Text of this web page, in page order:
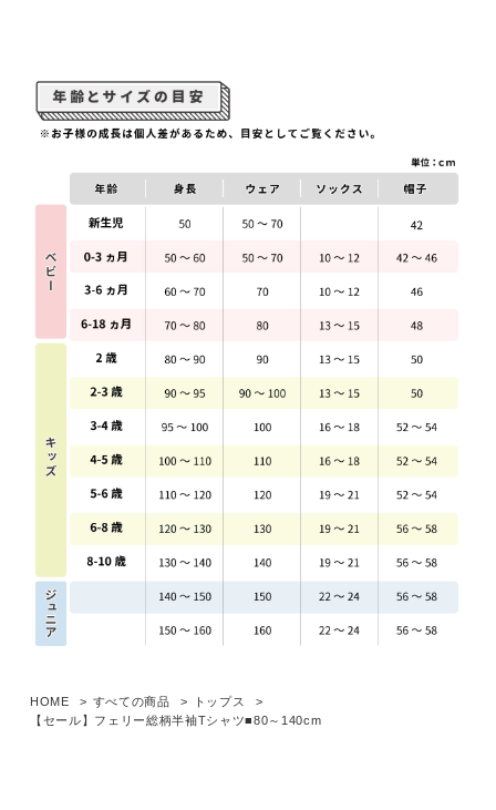
HOME すべての商品
トップス
【セール】フェリー総柄半袖Tシャツ■80～140cm